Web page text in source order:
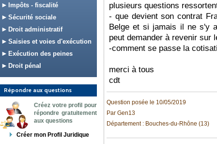
Impôts - fiscalité
Sécurité sociale
Droit administratif
Saisies et voies d'exécution
Exécution des peines
Droit pénal
Répondre aux questions
Créez votre profil pour
répondre gratuitement
aux questions
Créer mon Profil Juridique
plusieurs questions
- que devient son contrat
Belge et si jamais il ne s'y
peut demander à revenir sur
-comment se passe la
merci à tous
cdt
Question posée le 10/05/2019
Par Gen13
Département : Bouches-du-Rhône (13)